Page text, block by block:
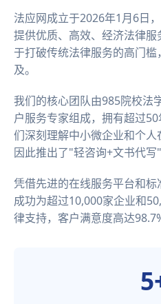
法应网成立于2026年1月6日
提供优质、高效、经济法律
于打破传统法律服务的高门
及。
我们的核心团队由985院校法
户服务专家组成，拥有超过
们深刻理解中小微企业和个人
因此推出了"轻咨询+文书代写
凭借先进的在线服务平台和
成功为超过10,000家企业和
律支持，客户满意度高达